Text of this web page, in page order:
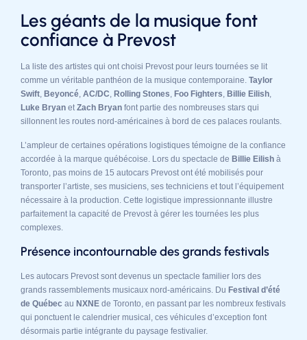
Les géants de la musique font
confiance à Prevost
La liste des artistes qui ont choisi Prevost pour leurs tournées se lit
comme un véritable panthéon de la musique contemporaine. Taylor
Swift, Beyoncé, AC/DC, Rolling Stones, Foo Fighters, Billie Eilish,
Luke Bryan etZach Bryan font partie des nombreuses stars qui
sillonnent les routes nord-américaines à bord de ces palaces roulants.
L’ampleur de certaines opérations logistiques témoigne de la confiance
accordée à la marque québécoise. Lors du spectacle de Billie Eilish à
Toronto, pas moins de 15 autocars Prevost ont été mobilisés pour
transporter l’artiste, ses musiciens, ses techniciens et tout l’équipement
nécessaire à la production. Cette logistique impressionnante illustre
parfaitement la capacité de Prevost à gérer les tournées les plus
complexes.
Présence incontournable des grands festivals
Les autocars Prevost sont devenus un spectacle familier lors des
grands rassemblements musicaux nord-américains. Du Festival d’été
de Québec au NXNE de Toronto, en passant par les nombreux festivals
qui ponctuent le calendrier musical, ces véhicules d’exception font
désormais partie intégrante du paysage festivalier.